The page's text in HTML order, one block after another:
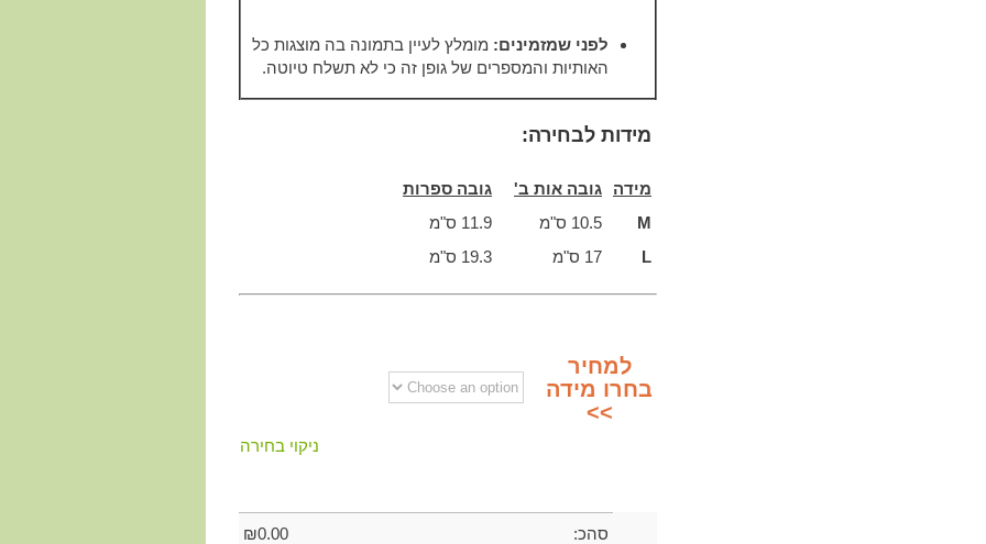
לפני שמזמינים: מומלץ לעיין בתמונה בה מוצגות כל
האותיות והמספרים של גופן זה כי לא תשלח טיוטה.
מידות לבחירה:
מידה גובה אות ב'
גובה ספרות
M
10.5 ס"מ
11.9 ס"מ
L
17 ס"מ 19.3 ס"מ
למחיר
בחרו מידה
>>
ניקוי בחירה
סהכ: ₪0.00